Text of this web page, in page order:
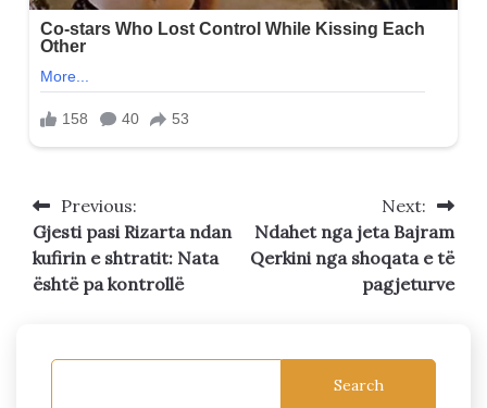
Post
navigation
Previous:
Gjesti pasi Rizarta ndan
kufirin e shtratit: Nata
është pa kontrollë
Next:
Ndahet nga jeta Bajram
Qerkini nga shoqata e të
pagjeturve
Search